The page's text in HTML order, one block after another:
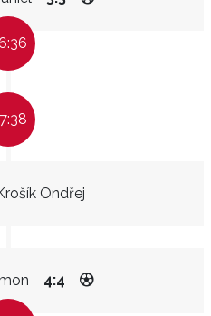
Ondřej
4:4